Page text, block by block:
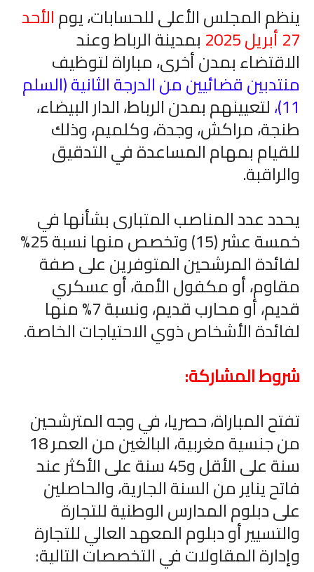
ينظم المجلس الأعلى للحسابات، يومالأحد
27 أبريل 2025 بمدينة الرباط وعند
الاقتضاء بمدن أخرى، مباراة لتوظيف
منتدبين قضائيين من الدرجة الثانية (السلم
11)، لتعيينهم بمدن الرباط، الدار البيضاء،
طنجة، مراكش، وجدة، وكلميم، وذلك
للقيام بمهام المساعدة في التدقيق
والراقبة.
يحدد عدد المناصب المتبارى بشأنها في
خمسة عشر (15) وتخصص منها نسبة 25%
لفائدة المرشحين المتوفرين على صفة
مقاوم، أو مكفول الأمة، أو عسكري
قديم، أو محارب قديم، ونسبة 7% منها
لفائدة الأشخاص ذوي الاحتياجات الخاصة.
شروط المشاركة:
تفتح المباراة، حصريا، في وجه المترشحين
من جنسية مغربية، البالغين من العمر 18
سنة على الأقل و45 سنة على الأكثر عند
فاتح يناير من السنة الجارية، والحاصلين
على دبلوم المدارس الوطنية للتجارة
والتسيير أو دبلوم المعهد العالي للتجارة
وإدارة المقاولات في التخصصات التالية: